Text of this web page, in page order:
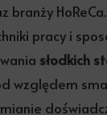
branży
pracy i
słodkich
względem